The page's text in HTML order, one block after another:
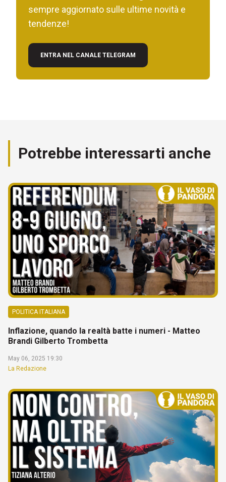
sempre aggiornato sulle ultime novità e
tendenze!
ENTRA NEL CANALE TELEGRAM
Potrebbe interessarti anche
POLITICA ITALIANA
Inflazione, quando la realtà batte i numeri - Matteo
Brandi Gilberto Trombetta
May 06, 2025 19:30
La Redazione